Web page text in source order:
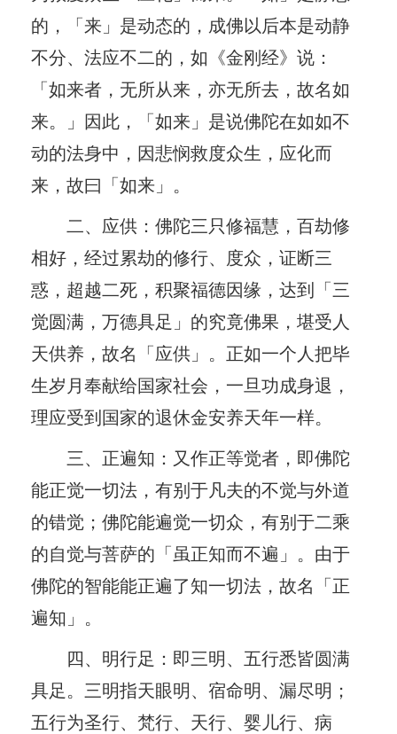
的，「来」是动态的，成佛以后本是动静
不分、法应不二的，如《金刚经》说：
「如来者，无所从来，亦无所去，故名如
来。」因此，「如来」是说佛陀在如如不
动的法身中，因悲悯救度众生，应化而
来，故曰「如来」。
二、应供：佛陀三只修福慧，百劫修
相好，经过累劫的修行、度众，证断三
惑，超越二死，积聚福德因缘，达到「三
觉圆满，万德具足」的究竟佛果，堪受人
天供养，故名「应供」。正如一个人把毕
生岁月奉献给国家社会，一旦功成身退，
理应受到国家的退休金安养天年一样。
三、正遍知：又作正等觉者，即佛陀
能正觉一切法，有别于凡夫的不觉与外道
的错觉；佛陀能遍觉一切众，有别于二乘
的自觉与菩萨的「虽正知而不遍」。由于
佛陀的智能能正遍了知一切法，故名「正
遍知」。
四、明行足：即三明、五行悉皆圆满
具足。三明指天眼明、宿命明、漏尽明；
五行为圣行、梵行、天行、婴儿行、病